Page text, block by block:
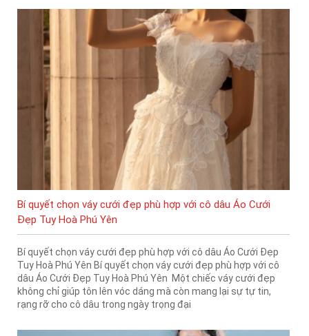
Bí quyết chọn váy cưới đẹp phù hợp với cô dâu Áo Cưới
Đẹp Tuy Hoà Phú Yên
Bí quyết chọn váy cưới đẹp phù hợp với cô dâu Áo Cưới Đẹp
Tuy Hoà Phú Yên Bí quyết chọn váy cưới đẹp phù hợp với cô
dâu Áo Cưới Đẹp Tuy Hoà Phú Yên Một chiếc váy cưới đẹp
không chỉ giúp tôn lên vóc dáng mà còn mang lại sự tự tin,
rạng rỡ cho cô dâu trong ngày trọng đại